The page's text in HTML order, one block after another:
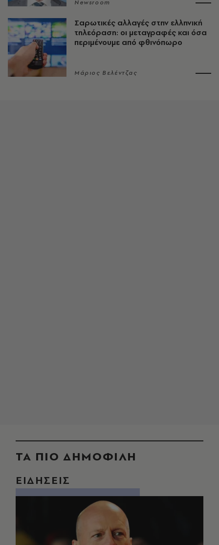
Newsroom
Σαρωτικές αλλαγές στην ελληνική
τηλεόραση: οι μεταγραφές και όσα
περιμένουμε από φθινόπωρο
Μάριος Βελέντζας
ΤΑ ΠΙΟ ΔΗΜΟΦΙΛΗ
ΕΙΔΗΣΕΙΣ